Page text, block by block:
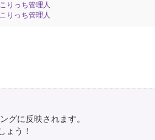
こりっち管理人
こりっち管理人
グに反映されます。
ょう！